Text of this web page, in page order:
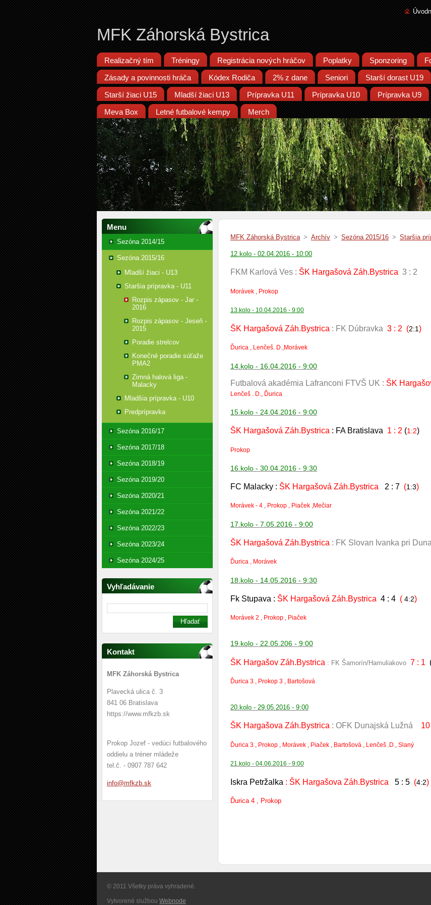
MFK Záhorská Bystrica
Realizačný tím Tréningy Registrácia nových hráčov Poplatky Sponzoring
Zásady a povinnosti hráča Kódex Rodiča 2% z dane Seniori Starší dorast U19
Starší žiaci U15 Mladší žiaci U13 Prípravka U11 Prípravka U10 Prípravka U9
Meva Box Letné futbalové kempy Merch
Menu
Sezóna 2014/15
Sezóna 2015/16
Mladší žiaci - U13
Staršia prípravka - U11
Rozpis zápasov - Jar -
2016
Rozpis zápasov - Jeseň -
2015
Poradie strelcov
Konečné poradie súťaže
PMA2
Zimná halová liga -
Malacky
Mladšia prípravka - U10
Predprípravka
Sezóna 2016/17
Sezóna 2017/18
Sezóna 2018/19
Sezóna 2019/20
Sezóna 2020/21
Sezóna 2021/22
Sezóna 2022/23
Sezóna 2023/24
Sezóna 2024/25
Vyhľadávanie
Kontakt
MFK Záhorská Bystrica
Plavecká ulica č. 3
841 06 Bratislava
https://www.mfkzb.sk
Prokop Jozef - vedúci futbalového
oddielu a tréner mládeže
tel.č. - 0907 787 642
info@mfkzb.sk
MFK Záhorská Bystrica > Archív > Sezóna 2015/16 > Staršia
12.kolo - 02.04.2016 - 10:00
FKM Karlová Ves : ŠK Hargašová Záh.Bystrica 3 : 2
Morávek , Prokop
13.kolo - 10.04.2016 - 9:00
ŠK Hargašová Záh.Bystrica : FK Dúbravka 3 : 2 (2:1)
Ďurica , Lenčeš. D.,Morávek
14.kolo - 16.04.2016 - 9:00
Futbalová akadémia Lafranconi FTVŠ UK : ŠK
Lenčeš . D., Ďurica
15.kolo - 24.04.2016 - 9:00
ŠK Hargašová Záh.Bystrica : FA Bratislava 1 : 2 (1:2)
Prokop
16.kolo - 30.04.2016 - 9:30
FC Malacky : ŠK Hargašová Záh.Bystrica 2 : 7 (1:3)
Morávek - 4 , Prokop , Piaček ,Mečiar
17.kolo - 7.05.2016 - 9:00
ŠK Hargašová Záh.Bystrica : FK Slovan Ivanka pri
Ďurica , Morávek
18.kolo - 14.05.2016 - 9:30
Fk Stupava : ŠK Hargašová Záh.Bystrica 4 : 4 ( 4:2)
Morávek 2 , Prokop , Piaček
19.kolo - 22.05.206 - 9:00
ŠK Hargašov Záh.Bystrica : FK Šamorín/Hamuliakovo 7 : 1
Ďurica 3 , Prokop 3 , Bartošová
20.kolo - 29.05.2016 - 9:00
ŠK Hargašova Záh.Bystrica : OFK Dunajská Lužná
Ďurica 3 , Prokop , Morávek , Piaček , Bartošová , Lenčeš .D , Slaný
21.kolo - 04.06.2016 - 9:00
Iskra Petržalka : ŠK Hargašova Záh.Bystrica 5 : 5 (4:2)
Ďurica 4 , Prokop
© 2011 Všetky práva vyhradené.
Vytvorené službou Webnode